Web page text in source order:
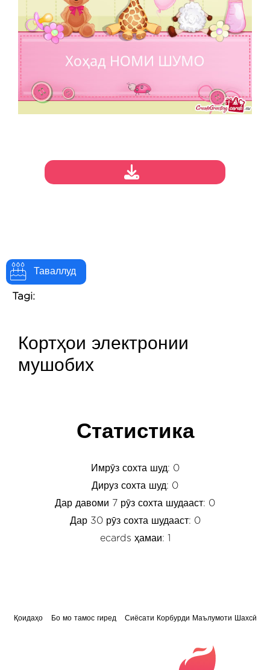
Таваллуд
Tagi:
Кортҳои электронии
мушобих
Статистика
Имрӯз сохта шуд: 0
Дируз сохта шуд: 0
Дар давоми 7 рӯз сохта шудааст: 0
Дар 30 рӯз сохта шудааст: 0
ecards ҳамаи: 1
Қоидаҳо Бо мо тамос гиред Сиёсати Корбурди Маълумоти Шахсӣ